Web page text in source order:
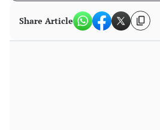
Share Article